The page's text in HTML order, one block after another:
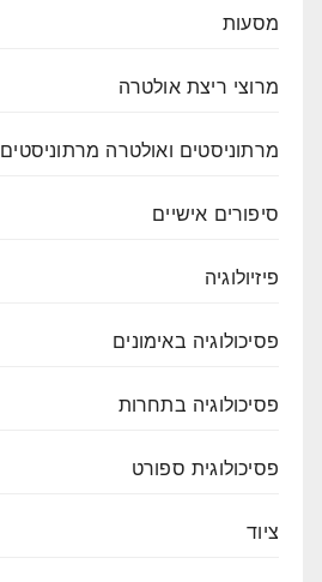
מסעות
מרוצי ריצת אולטרה
מרתוניסטים ואולטרה מרתוניסטים
סיפורים אישיים
פיזיולוגיה
פסיכולוגיה באימונים
פסיכולוגיה בתחרות
פסיכולוגית ספורט
ציוד